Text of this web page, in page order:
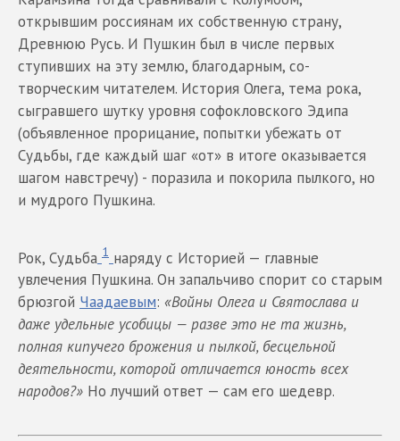
открывшим россиянам их собственную страну,
Древнюю Русь. И Пушкин был в числе первых
ступивших на эту землю, благодарным, со-
творческим читателем. История Олега, тема рока,
сыгравшего шутку уровня софокловского Эдипа
(объявленное прорицание, попытки убежать от
Судьбы, где каждый шаг «от» в итоге оказывается
шагом навстречу) - поразила и покорила пылкого, но
и мудрого Пушкина.
Рок, Судьба 1 наряду с Историей — главные
увлечения Пушкина. Он запальчиво спорит со старым
брюзгой Чаадаевым: «Войны Олега и Святослава и
даже удельные усобицы — разве это не та жизнь,
полная кипучего брожения и пылкой, бесцельной
деятельности, которой отличается юность всех
народов?» Но лучший ответ — сам его шедевр.